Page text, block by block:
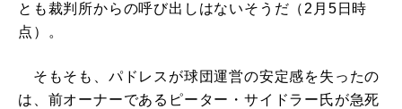
とも裁判所からの呼び出しはないそうだ（2月5日時
点）。
そもそも、パドレスが球団運営の安定感を失ったの
は、前オーナーであるピーター・サイドラー氏が急死